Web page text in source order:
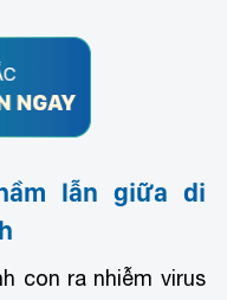
lẫn giữa di
con ra nhiễm virus